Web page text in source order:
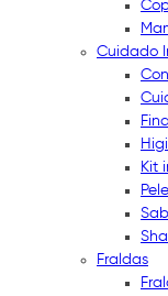
Cuidado
Kit
Fraldas